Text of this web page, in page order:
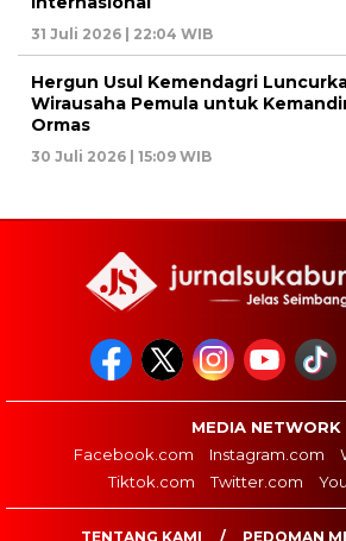
31 Juli 2026 | 22:04 WIB
Hergun Usul Kemendagri
Wirausaha Pemula untuk
Ormas
30 Juli 2026 | 15:09 WIB
MEDIA NETWORK
Facebook.com
Instagram.com
Tiktok.com
Twitter.com
TENTANG KAMI PEDOMAN